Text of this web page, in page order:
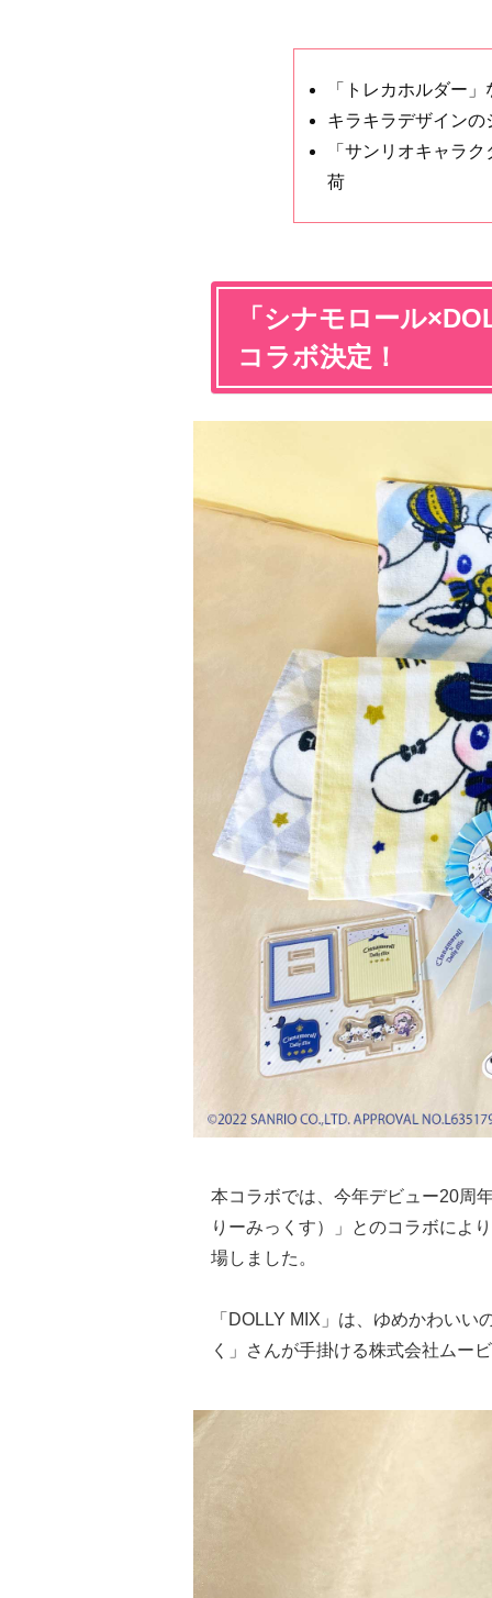
「トレカホルダー
キラキラデザイン
「サンリオキャラ
荷
「シナモロール
コラボ決定！
本コラボでは、今年デビュー20周
りーみっくす）」とのコラボによ
場しました。
「DOLLY MIX」は、ゆめかわい
く」さんが手掛ける株式会社ムー